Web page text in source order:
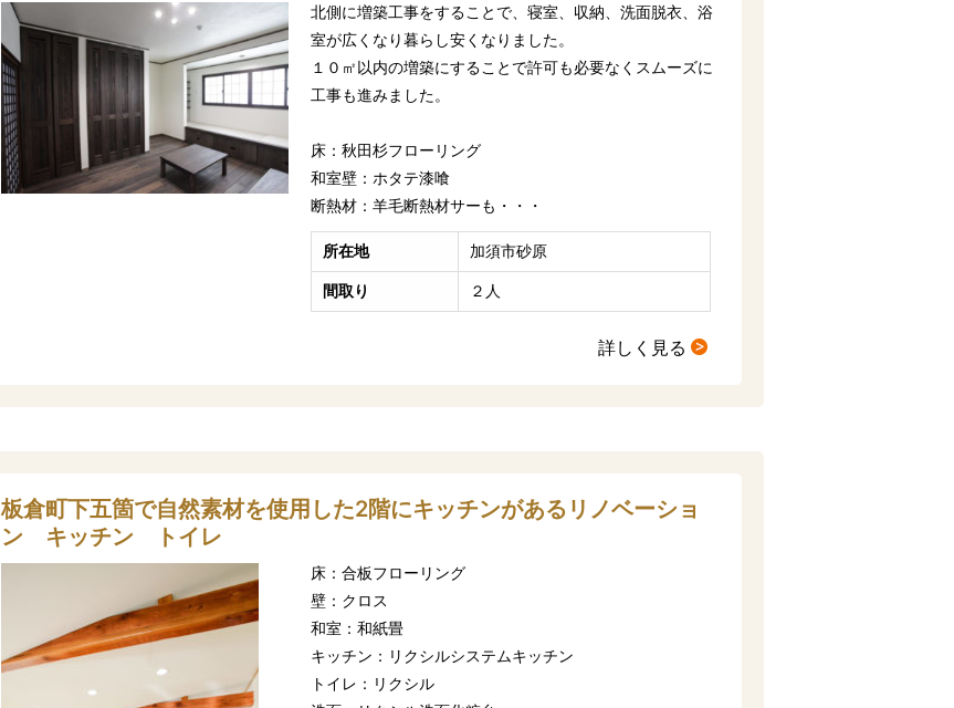
北側に増築工事をすることで、寝室、収納、洗面脱衣、浴
室が広くなり暮らし安くなりました。
１０㎡以内の増築にすることで許可も必要なくスムーズに
工事も進みました。
床：秋田杉フローリング
和室壁：ホタテ漆喰
断熱材：羊毛断熱材サーも・・・
所在地 加須市砂原
間取り ２人
詳しく見る
板倉町下五箇で自然素材を使用した2階にキッチンがあるリノベーショ
ン キッチン トイレ
床：合板フローリング
壁：クロス
和室：和紙畳
キッチン：リクシルシステムキッチン
トイレ：リクシル